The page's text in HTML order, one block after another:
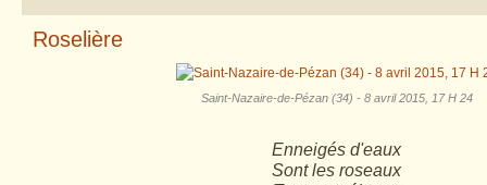
Roselière
Saint-Nazaire-de-Pézan (34) - 8 avril 2015, 17 H 24
Enneigés d'eaux
Sont les roseaux